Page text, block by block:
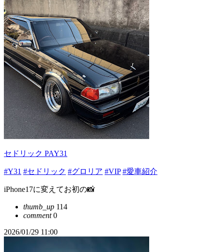
セドリック PAY31
#Y31 #セドリック #グロリア #VIP #愛車紹介
iPhone17に変えてお初の📸
thumb_up 114
comment0
2026/01/29 11:00